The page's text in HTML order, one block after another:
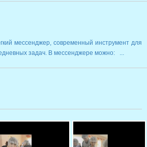
мессенджер, современный инструмент для
задач. В мессенджере можно: ...